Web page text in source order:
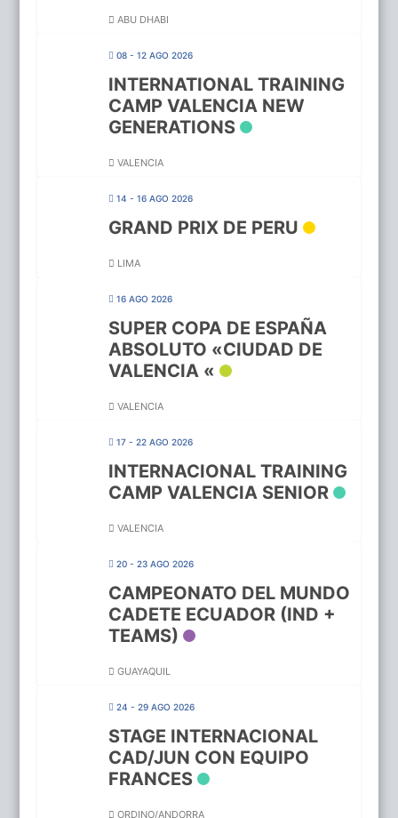
ABU DHABI
08 - 12 AGO 2026
INTERNATIONAL TRAINING
CAMP VALENCIA NEW
GENERATIONS
VALENCIA
14 - 16 AGO 2026
GRAND PRIX DE PERU
LIMA
16 AGO 2026
SUPER COPA DE ESPAÑA
ABSOLUTO «CIUDAD DE
VALENCIA «
VALENCIA
17 - 22 AGO 2026
INTERNACIONAL TRAINING
CAMP VALENCIA SENIOR
VALENCIA
20 - 23 AGO 2026
CAMPEONATO DEL MUNDO
CADETE ECUADOR (IND +
TEAMS)
GUAYAQUIL
24 - 29 AGO 2026
STAGE INTERNACIONAL
CAD/JUN CON EQUIPO
FRANCES
ORDINO/ANDORRA